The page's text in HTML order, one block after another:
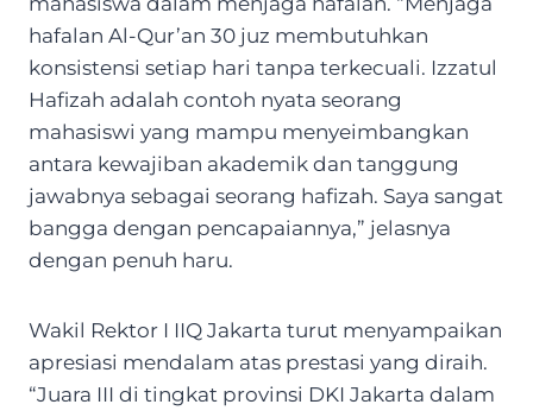
hafalan Al-Qur’an 30 juz membutuhkan
konsistensi setiap hari tanpa terkecuali. Izzatul
Hafizah adalah contoh nyata seorang
mahasiswi yang mampu menyeimbangkan
antara kewajiban akademik dan tanggung
jawabnya sebagai seorang hafizah. Saya sangat
bangga dengan pencapaiannya,” jelasnya
dengan penuh haru.
Wakil Rektor I IIQ Jakarta turut menyampaikan
apresiasi mendalam atas prestasi yang diraih.
“Juara III di tingkat provinsi DKI Jakarta dalam